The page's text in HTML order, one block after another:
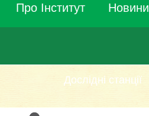
Про Інститут Новини
Дослідні станції